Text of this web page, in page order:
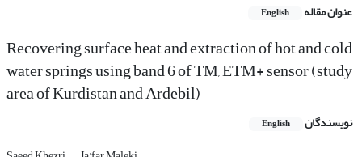
عنوان مقاله English
Recovering surface heat and extraction of hot and cold
water springs using band 6 of TM, ETM+ sensor (study
area of Kurdistan and Ardebil)
نویسندگان English